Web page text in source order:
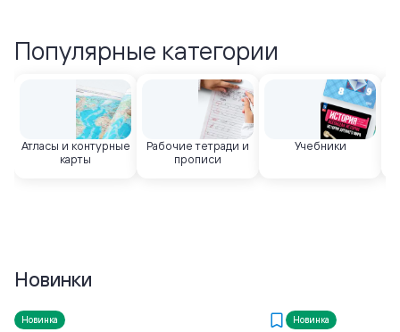
Популярные категории
Атласы и контурные
карты
Рабочие тетради и
прописи
Учебники
Новинки
Новинка Новинка